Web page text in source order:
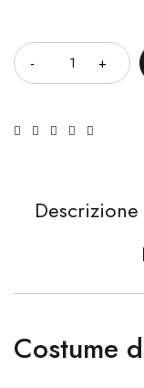
Descrizione
Costume